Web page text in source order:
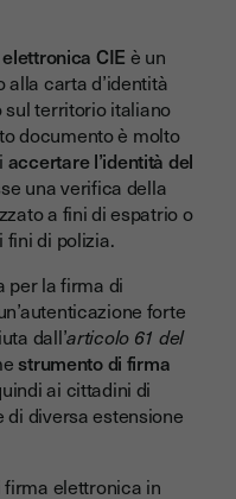
CIE è un
carta d’identità
territorio italiano
documento è molto
accertare l’identità del
una verifica della
a fini di espatrio o
di polizia.
per la firma di
forte
dall’articolo 61 del
strumento di firma
ai cittadini di
diversa estensione
firma elettronica in